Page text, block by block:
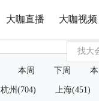
大咖直播 大咖视频
本周 下周
杭州(704) 上海(451)